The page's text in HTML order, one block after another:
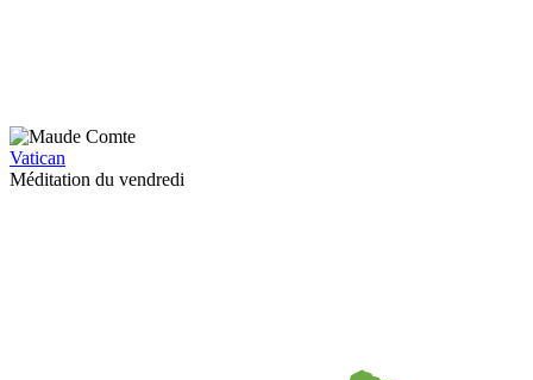
Vatican
Méditation du vendredi